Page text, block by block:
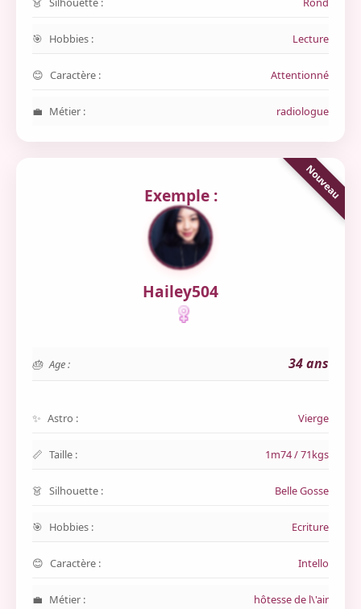
Hobbies : Lecture
Caractère : Attentionné
Métier : radiologue
Exemple :
Hailey504
Age : 34 ans
Astro : Vierge
Taille : 1m74 / 71kgs
Silhouette : Belle Gosse
Hobbies : Ecriture
Caractère : Intello
Métier : hôtesse de l\'air